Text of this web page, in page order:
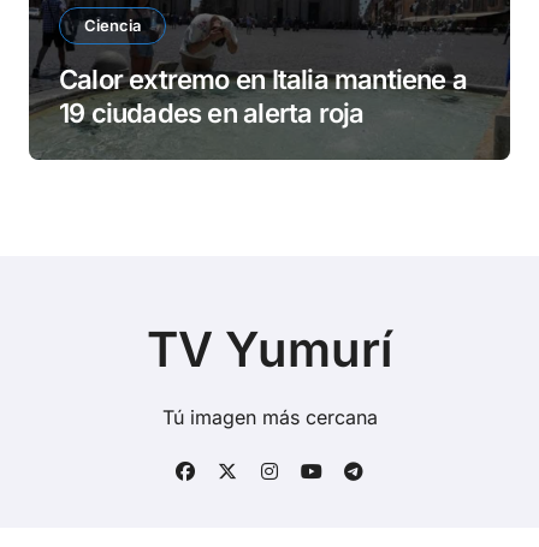
Ciencia
Calor extremo en Italia mantiene a
19 ciudades en alerta roja
TV Yumurí
Tú imagen más cercana